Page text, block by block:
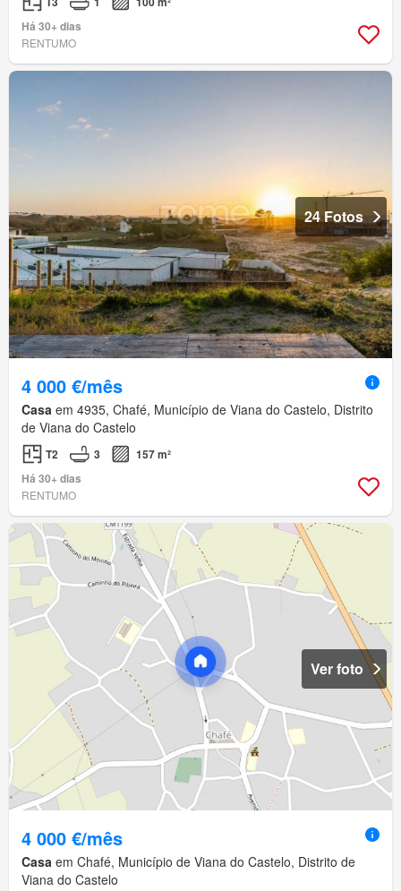
Há 30+ dias
RENTUMO
24 Fotos
4 000 €/mês
Casa em 4935, Chafé, Município de Viana do Castelo, Distrito
de Viana do Castelo
T2 3
157 m²
Há 30+ dias
RENTUMO
Ver foto
4 000 €/mês
Casa em Chafé, Município de Viana do Castelo, Distrito de
Viana do Castelo